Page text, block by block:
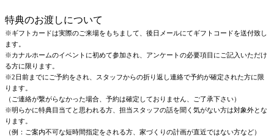
特典のお渡しについて
※ギフトカードは実際のご来場をもちまして、後日メールにてギフトコードを送付致し
ます。
※カナルホームのイベントに初めて参加され、アンケートの必要項目にご記入いただけ
る方に限ります。
※2日前までにご予約をされ、スタッフからの折り返し連絡で予約が確定された方に限
ります。
（ご連絡が繋がらなかった場合、予約は確定しておりません、ご了承下さい）
※明らかに特典目当てと思われる方、担当スタッフの話を聞く気がない方は対象外とな
ります。
（例：ご案内不可な短時間指定をされる方、家づくりの計画が直近ではない方など）